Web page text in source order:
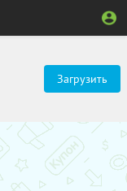
Загрузить